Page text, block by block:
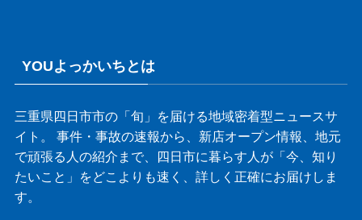
YOUよっかいちとは
三重県四日市市の「旬」を届ける地域密着型ニュースサ
イト。 事件・事故の速報から、新店オープン情報、地元
で頑張る人の紹介まで、四日市に暮らす人が「今、知り
たいこと」をどこよりも速く、詳しく正確にお届けしま
す。